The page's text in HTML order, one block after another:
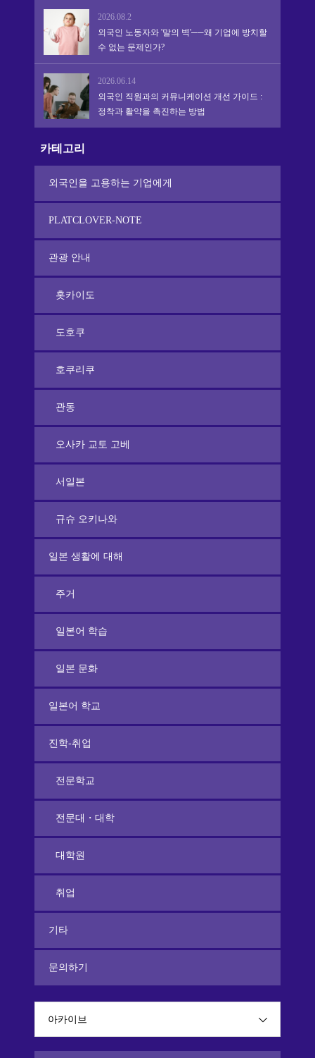
2026.08.2
외국인 노동자와 '말의 벽'──왜 기업에 방치할
수 없는 문제인가?
2026.06.14
외국인 직원과의 커뮤니케이션 개선 가이드 :
정착과 활약을 촉진하는 방법
카테고리
외국인을 고용하는 기업에게
PLATCLOVER-NOTE
관광 안내
홋카이도
도호쿠
호쿠리쿠
관동
오사카 교토 고베
서일본
규슈 오키나와
일본 생활에 대해
주거
일본어 학습
일본 문화
일본어 학교
진학-취업
전문학교
전문대・대학
대학원
취업
기타
문의하기
아카이브